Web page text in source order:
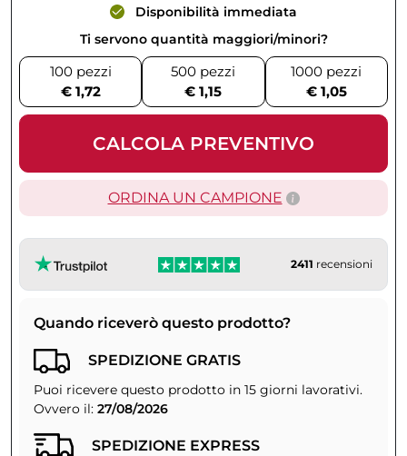
Disponibilità immediata
Ti servono quantità maggiori/minori?
100 pezzi
€ 1,72
500 pezzi
€ 1,15
1000 pezzi
€ 1,05
CALCOLA PREVENTIVO
ORDINA UN CAMPIONE
2411 recensioni
Quando riceverò questo prodotto?
SPEDIZIONE GRATIS
Puoi ricevere questo prodotto in 15 giorni lavorativi.
Ovvero il: 27/08/2026
SPEDIZIONE EXPRESS